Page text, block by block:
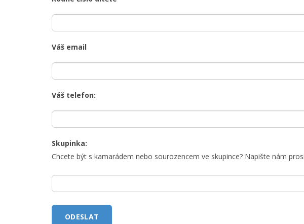
Váš email
Váš telefon:
Skupinka:
Chcete být s kamarádem nebo sourozencem ve skupince? Napište nám